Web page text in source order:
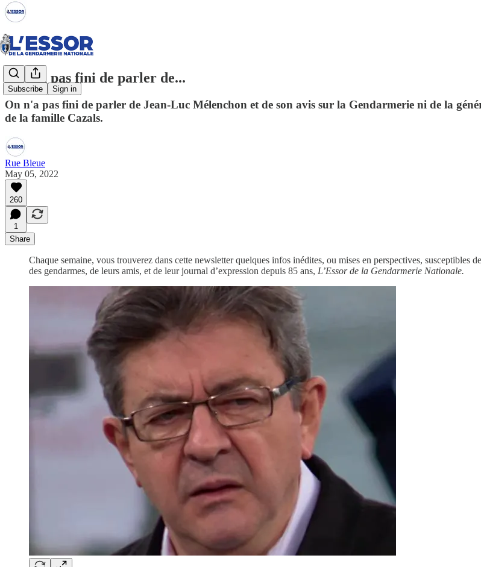
Subscribe Sign in
On n'a pas fini de parler de...
On n'a pas fini de parler de Jean-Luc Mélenchon et de son avis sur la Gendarmerie ni de la
de la famille Cazals.
Rue Bleue
May 05, 2022
260
1
Share
Chaque semaine, vous trouverez dans cette newsletter quelques infos inédites, ou mises en perspectives,
des gendarmes, de leurs amis, et de leur journal d’expression depuis 85 ans, L’Essor de la Gendarmerie Nationale.